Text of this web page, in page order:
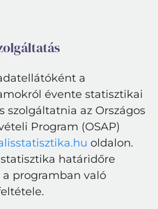
a
évente statisztikai
szolgáltatnia az Országos
Program (OSAP)
oldalon.
határidőre
programban való